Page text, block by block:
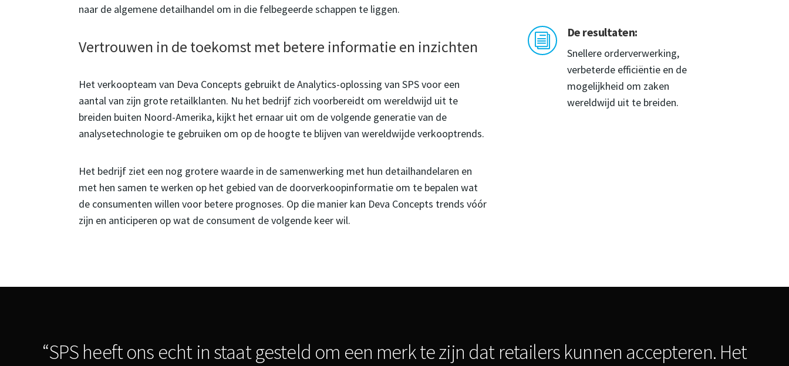
naar de algemene detailhandel om in die felbegeerde schappen te liggen.
Vertrouwen in de toekomst met betere informatie en inzichten
Het verkoopteam van Deva Concepts gebruikt de Analytics-oplossing van SPS voor een
aantal van zijn grote retailklanten. Nu het bedrijf zich voorbereidt om wereldwijd uit te
breiden buiten Noord-Amerika, kijkt het ernaar uit om de volgende generatie van de
analysetechnologie te gebruiken om op de hoogte te blijven van wereldwijde verkooptrends.
Het bedrijf ziet een nog grotere waarde in de samenwerking met hun detailhandelaren en
met hen samen te werken op het gebied van de doorverkoopinformatie om te bepalen wat
de consumenten willen voor betere prognoses. Op die manier kan Deva Concepts trends vóór
zijn en anticiperen op wat de consument de volgende keer wil.
i De resultaten:
Snellere orderverwerking,
verbeterde efficiëntie en de
mogelijkheid om zaken
wereldwijd uit te breiden.
“SPS heeft ons echt in staat gesteld om een merk te zijn dat retailers kunnen accepteren. Het